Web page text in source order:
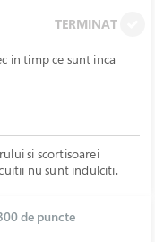
TERMINAT
in timp ce sunt inca
si scortisoarei
nu sunt indulciti.
de puncte